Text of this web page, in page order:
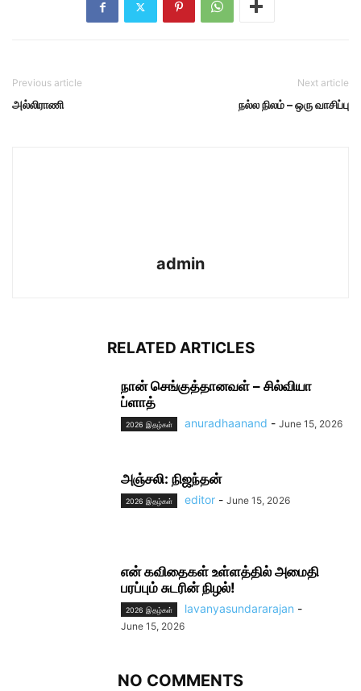
Previous article
அல்லிராணி
Next article
நல்ல நிலம் – ஒரு வாசிப்பு
admin
RELATED ARTICLES
நான் செங்குத்தானவள் – சில்வியா
ப்ளாத்
2026 இதழ்கள் anuradhaanand - June 15, 2026
அஞ்சலி: நிஜந்தன்
2026 இதழ்கள் editor - June 15, 2026
என் கவிதைகள் உள்ளத்தில் அமைதி
பரப்பும் சுடரின் நிழல்!
2026 இதழ்கள் lavanyasundararajan -
June 15, 2026
NO COMMENTS